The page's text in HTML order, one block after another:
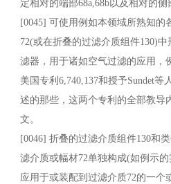
定相对的端部68a,68b以及相对的侧
[0045] 可使用例如本领域所熟知的
72(或在折叠的过滤介质组件130)
滤器，用于诸如空气过滤的应用，
美国专利6,740,137和授予Sundet等
述的那些，这两个专利的全部教导
文。
[0046] 折叠的过滤介质组件130和
滤介质或幅材72单独构成(如例示
应用于或装配到过滤介质72的一个